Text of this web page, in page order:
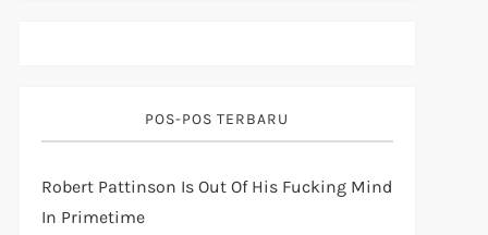
POS-POS TERBARU
Robert Pattinson Is Out Of His Fucking Mind
In Primetime